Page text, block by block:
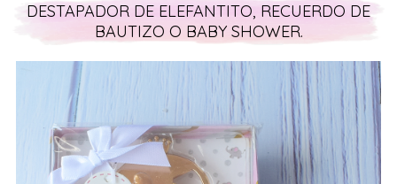
DESTAPADOR DE ELEFANTITO, RECUERDO DE
BAUTIZO O BABY SHOWER.